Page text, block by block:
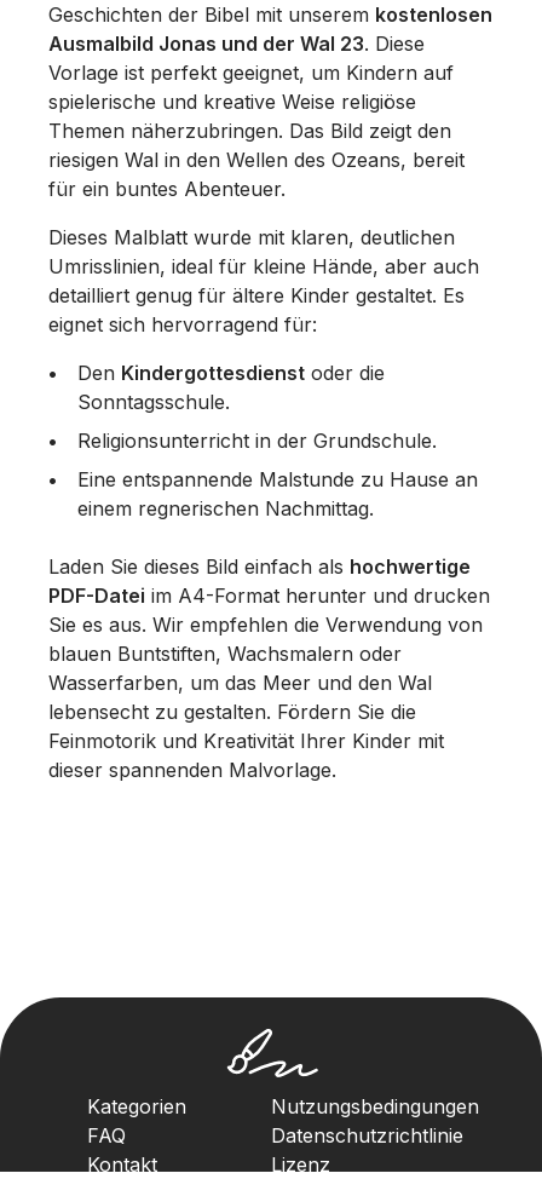
Geschichten der Bibel mit unserem kostenlosen
Ausmalbild Jonas und der Wal 23. Diese
Vorlage ist perfekt geeignet, um Kindern auf
spielerische und kreative Weise religiöse
Themen näherzubringen. Das Bild zeigt den
riesigen Wal in den Wellen des Ozeans, bereit
für ein buntes Abenteuer.
Dieses Malblatt wurde mit klaren, deutlichen
Umrisslinien, ideal für kleine Hände, aber auch
detailliert genug für ältere Kinder gestaltet. Es
eignet sich hervorragend für:
Den Kindergottesdienst oder die
Sonntagsschule.
Religionsunterricht in der Grundschule.
Eine entspannende Malstunde zu Hause an
einem regnerischen Nachmittag.
Laden Sie dieses Bild einfach als hochwertige
PDF-Datei im A4-Format herunter und drucken
Sie es aus. Wir empfehlen die Verwendung von
blauen Buntstiften, Wachsmalern oder
Wasserfarben, um das Meer und den Wal
lebensecht zu gestalten. Fördern Sie die
Feinmotorik und Kreativität Ihrer Kinder mit
dieser spannenden Malvorlage.
Kategorien
FAQ
Kontakt
Nutzungsbedingungen
Datenschutzrichtlinie
Lizenz